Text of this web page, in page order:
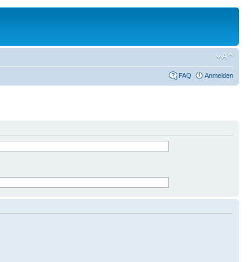
FAQ Anmelden